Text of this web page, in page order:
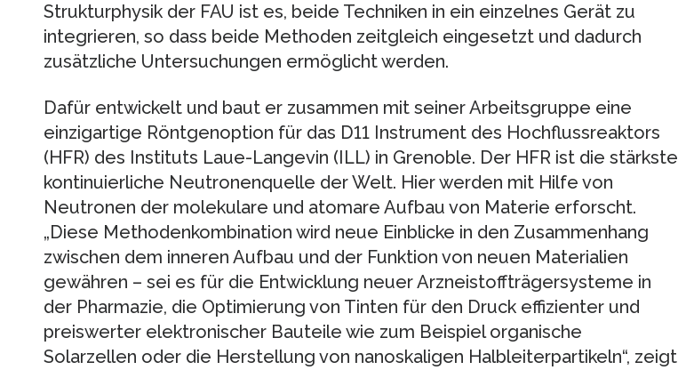
Strukturphysik der FAU ist es, beide Techniken in ein einzelnes Gerät zu
integrieren, so dass beide Methoden zeitgleich eingesetzt und dadurch
zusätzliche Untersuchungen ermöglicht werden.
Dafür entwickelt und baut er zusammen mit seiner Arbeitsgruppe eine
einzigartige Röntgenoption für das D11 Instrument des Hochflussreaktors
(HFR) des Instituts Laue-Langevin (ILL) in Grenoble. Der HFR ist die stärkste
kontinuierliche Neutronenquelle der Welt. Hier werden mit Hilfe von
Neutronen der molekulare und atomare Aufbau von Materie erforscht.
„Diese Methodenkombination wird neue Einblicke in den Zusammenhang
zwischen dem inneren Aufbau und der Funktion von neuen Materialien
gewähren – sei es für die Entwicklung neuer Arzneistoffträgersysteme in
der Pharmazie, die Optimierung von Tinten für den Druck effizienter und
preiswerter elektronischer Bauteile wie zum Beispiel organische
Solarzellen oder die Herstellung von nanoskaligen Halbleiterpartikeln“, zeigt